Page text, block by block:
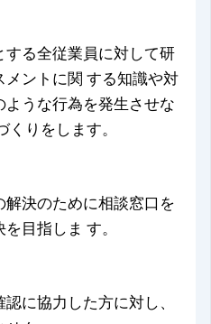
る全従業員に対して研
ントに関 する知識や対
うな行為を発生させな
りをします。
決のために相談窓口を
目指しま す。
に協力した方に対し、